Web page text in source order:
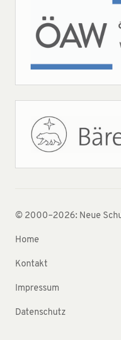
© 2000–2026: Neue
Home
Kontakt
Impressum
Datenschutz